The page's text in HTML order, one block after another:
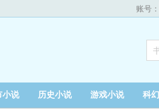
账号：
小说 历史小说 游戏小说 科